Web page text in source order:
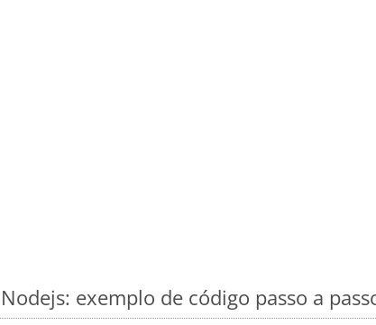
exemplo de código passo a